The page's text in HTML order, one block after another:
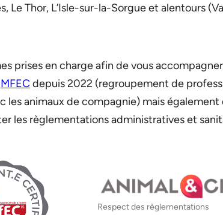
Le Thor, L’Isle-sur-la-Sorgue et alentours
prises en charge afin de vous
MFEC depuis 2022 (regroupement de
les animaux de compagnie) mais
les règlementations administratives et
Respect des règlementations